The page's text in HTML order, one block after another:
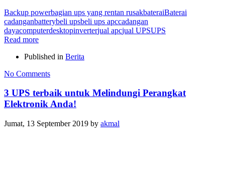
Backup powerbagian ups yang rentan rusakbateraiBaterai
cadanganbatterybeli upsbeli ups apccadangan
dayacomputerdesktopinverterjual apcjual UPSUPS
Read more
Published in Berita
No Comments
3 UPS terbaik untuk Melindungi Perangkat
Elektronik Anda!
Jumat, 13 September 2019 by akmal